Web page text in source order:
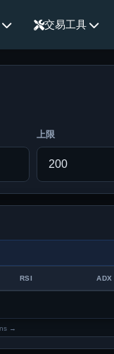
交易工具
上限
RSI ADX